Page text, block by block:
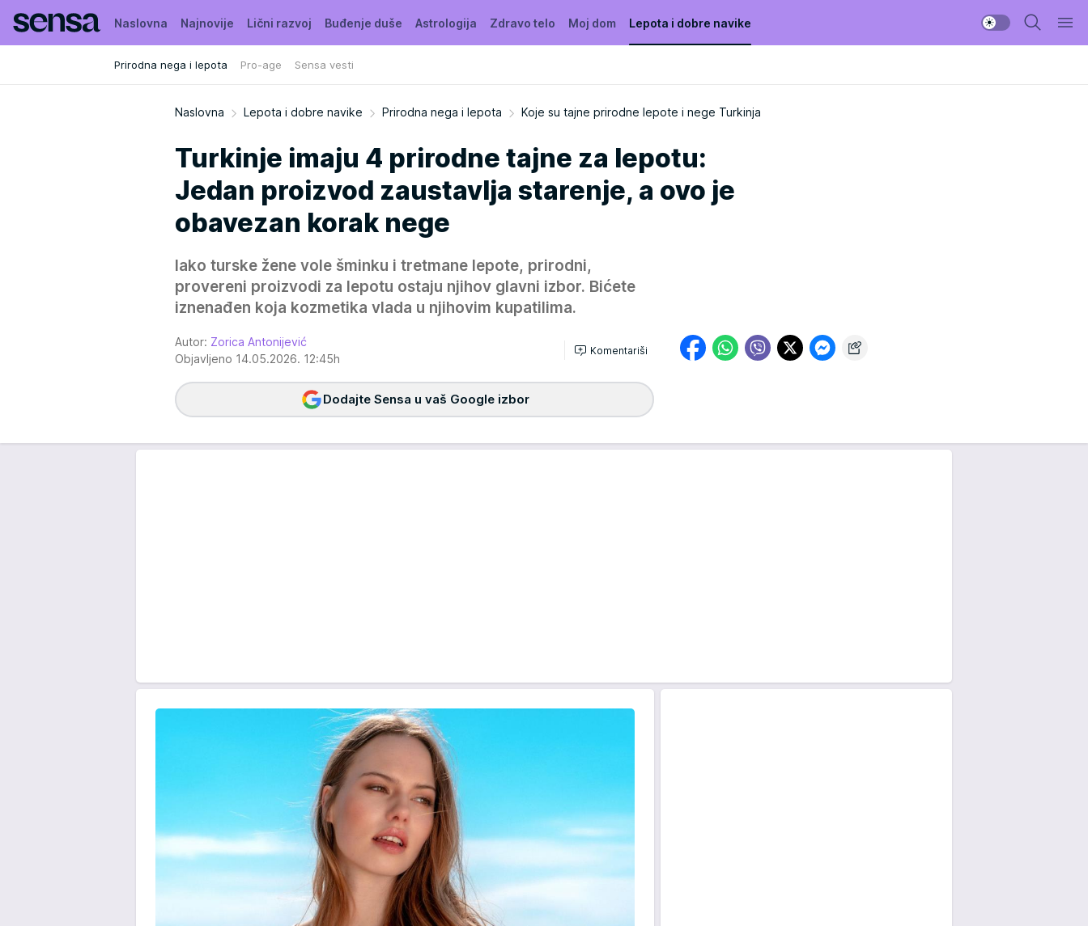
Naslovna Najnovije Lični razvoj Buđenje duše Astrologija Zdravo telo Moj dom Lepota i dobre navike
Prirodna nega i lepota Pro-age Sensa vesti
Naslovna Lepota i dobre navike Prirodna nega i lepota Koje su tajne prirodne lepote i nege Turkinja
Turkinje imaju 4 prirodne tajne za lepotu:
Jedan proizvod zaustavlja starenje, a ovo je
obavezan korak nege
Iako turske žene vole šminku i tretmane lepote, prirodni,
provereni proizvodi za lepotu ostaju njihov glavni izbor. Bićete
iznenađen koja kozmetika vlada u njihovim kupatilima.
Autor: Zorica Antonijević
Objavljeno 14.05.2026. 12:45h
Komentariši
Dodajte Sensa u vaš Google izbor